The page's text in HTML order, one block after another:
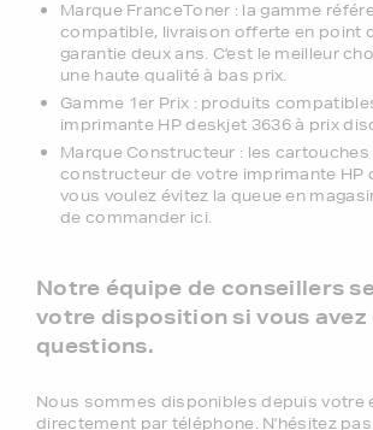
Marque FranceToner : la gamme
compatible, livraison offerte en point
garantie deux ans. C'est le meilleur
une haute qualité à bas prix.
Gamme 1er Prix : produits
imprimante HP deskjet 3636 à prix
Marque Constructeur : les cartouches
constructeur de votre imprimante HP
vous voulez évitez la queue en
de commander ici.
Notre équipe de conseillers
votre disposition si vous avez
questions.
Nous sommes disponibles depuis votre
directement par téléphone. N'hésitez